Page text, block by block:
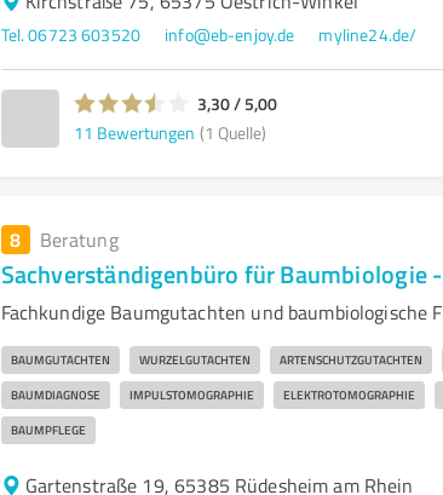
Tel. 06723 603520 info@eb-enjoy.de myline24.de/
3,30 / 5,00
11 Bewertungen (1 Quelle)
8 Beratung
Sachverständigenbüro für Baumbiologie
Fachkundige Baumgutachten und baumbiologische
BAUMGUTACHTEN WURZELGUTACHTEN ARTENSCHUTZGUTACHTEN
BAUMDIAGNOSE IMPULSTOMOGRAPHIE ELEKTROTOMOGRAPHIE
BAUMPFLEGE
Gartenstraße 19, 65385 Rüdesheim am Rhein